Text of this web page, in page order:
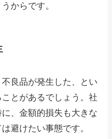
からです。
良品が発生した、とい
とがあるでしょう。社
、金額的損失も大きな
避けたい事態です。